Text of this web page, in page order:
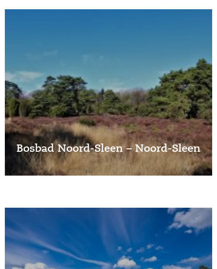
Bosbad Noord-Sleen – Noord-Sleen
’t Haantje – Bosbad Noord-Sleen